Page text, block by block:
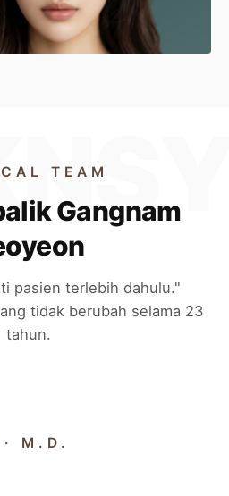
TEAM
Gangnam
pasien terlebih dahulu."
tidak berubah selama 23
tahun.
M.D.